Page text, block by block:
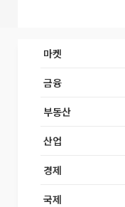
마켓
금융
부동산
산업
경제
국제